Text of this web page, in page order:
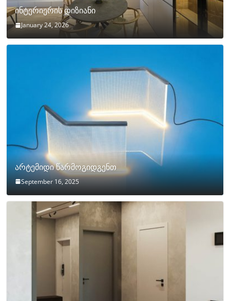
ინტერიერის დიზიანი
January 24, 2026
არტემიდი წარმოგიდგენთ
September 16, 2025